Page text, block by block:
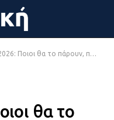
θα το πάρουν, πότε ανοίγει η πλατφόρμα
θα το